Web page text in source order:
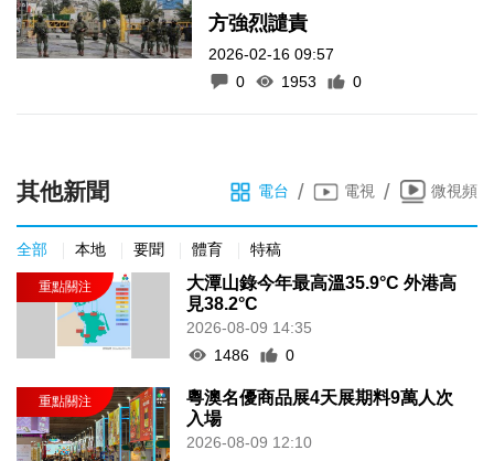
方強烈譴責
2026-02-16 09:57
0
1953 0
其他新聞 電台 / 電視 / 微視頻
全部 本地 要聞 體育 特稿
大潭山錄今年最高溫35.9°C 外港高
見38.2°C
2026-08-09 14:35
1486
0
粵澳名優商品展4天展期料9萬人次
入場
2026-08-09 12:10